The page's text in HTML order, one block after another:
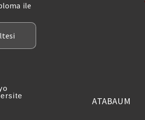
ile
ATABAUM